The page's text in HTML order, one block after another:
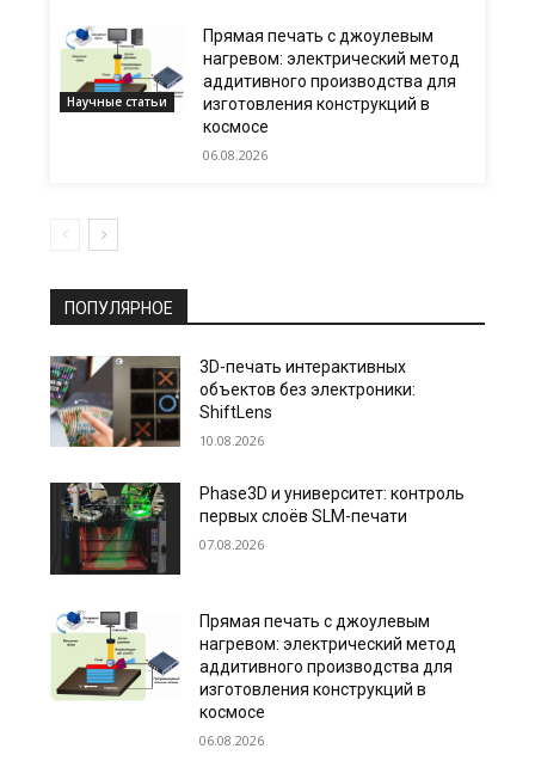
Научные статьи
Прямая печать с джоулевым
нагревом: электрический метод
аддитивного производства для
изготовления конструкций в
космосе
06.08.2026
ПОПУЛЯРНОЕ
3D-печать интерактивных
объектов без электроники:
ShiftLens
10.08.2026
Phase3D и университет: контроль
первых слоёв SLM-печати
07.08.2026
Прямая печать с джоулевым
нагревом: электрический метод
аддитивного производства для
изготовления конструкций в
космосе
06.08.2026